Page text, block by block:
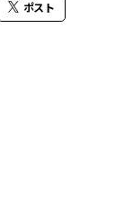
ポスト